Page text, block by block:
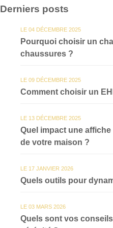
Derniers posts
LE 04 DÉCEMBRE 2025
Pourquoi choisir un
chaussures ?
LE 09 DÉCEMBRE 2025
Comment choisir un
LE 13 DÉCEMBRE 2025
Quel impact une
de votre maison ?
LE 17 JANVIER 2026
Quels outils pour
LE 03 MARS 2026
Quels sont vos